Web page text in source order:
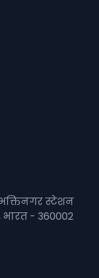
भक्तिनगर स्टेशन
भारत - 360002